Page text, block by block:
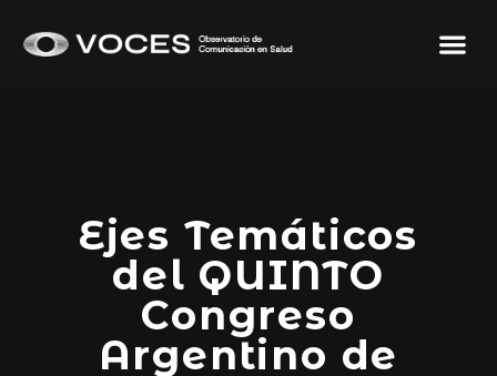
Ejes Temáticos
del QUINTO
Congreso
Argentino de